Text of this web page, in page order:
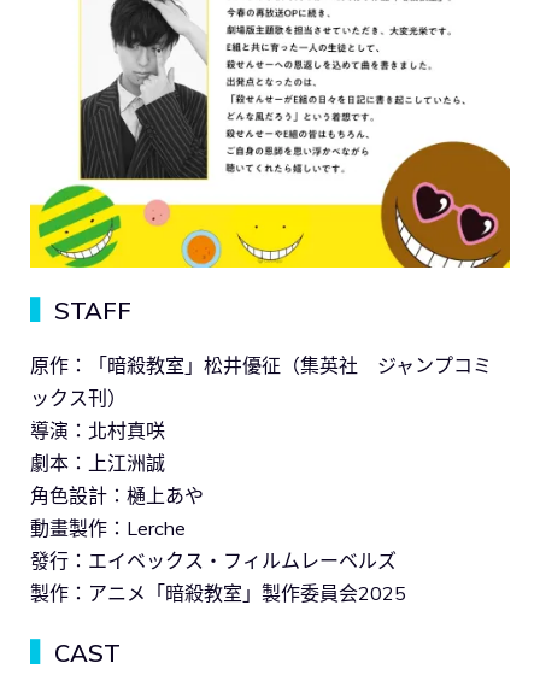
STAFF
原作：「暗殺教室」松井優征（集英社 ジャンプコミ
ックス刊）
導演：北村真咲
劇本：上江洲誠
角色設計：樋上あや
動畫製作：Lerche
發行：エイベックス・フィルムレーベルズ
製作：アニメ「暗殺教室」製作委員会2025
CAST